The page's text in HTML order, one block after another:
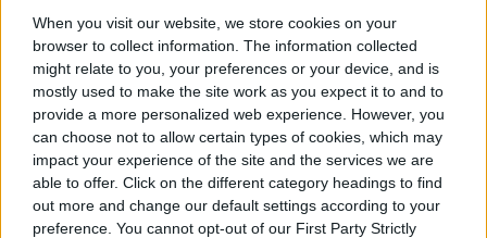
When you visit our website, we store cookies on your
browser to collect information. The information collected
might relate to you, your preferences or your device, and is
mostly used to make the site work as you expect it to and to
provide a more personalized web experience. However, you
can choose not to allow certain types of cookies, which may
impact your experience of the site and the services we are
able to offer. Click on the different category headings to find
out more and change our default settings according to your
preference. You cannot opt-out of our First Party Strictly
Colombia y operaciones en toda la región.
El hecho de no contar con una formación,
plantea, “no es excusa y nadie te va a decir
que no lo hagas”.